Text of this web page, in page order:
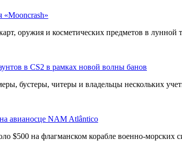
«Mooncrash»
оружия и косметических предметов в лунной
в CS2 в рамках новой волны банов
бустеры, читеры и владельцы нескольких
авианосце NAM Atlântico
$500 на флагманском корабле военно-морских